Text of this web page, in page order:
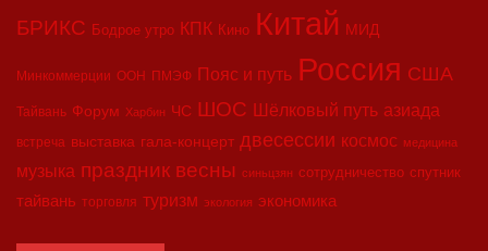
БРИКС Бодрое утро КПК Кино Китай МИД
Минкоммерции ООН ПМЭФ Пояс и путь Россия США
Тайвань Форум Харбин ЧС ШОС Шёлковый путь азиада
встреча выставка гала-концерт двесессии космос медицина
музыка праздник весны синьцзян сотрудничество спутник
тайвань торговля туризм экология экономика